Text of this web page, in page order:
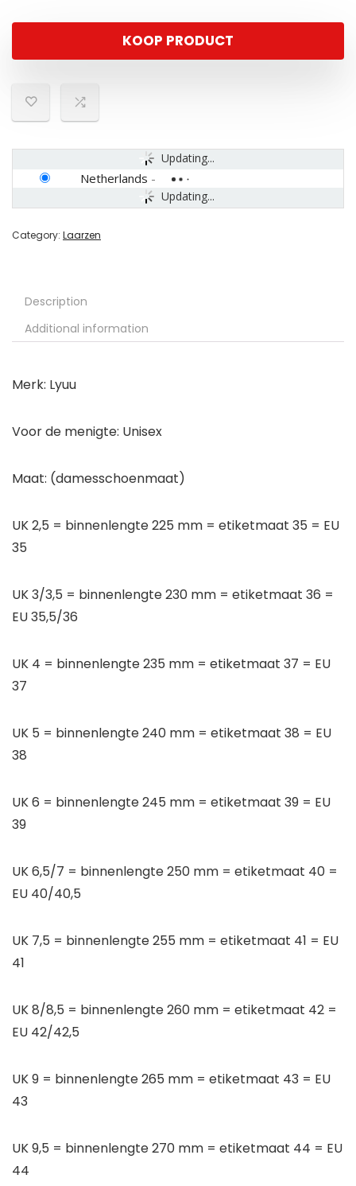
KOOP PRODUCT
Updating...
Updating...
Netherlands -
Category: Laarzen
Description
Additional information
Merk: Lyuu
Voor de menigte: Unisex
Maat: (damesschoenmaat)
UK 2,5 = binnenlengte 225 mm = etiketmaat 35 = EU
35
UK 3/3,5 = binnenlengte 230 mm = etiketmaat 36 =
EU 35,5/36
UK 4 = binnenlengte 235 mm = etiketmaat 37 = EU
37
UK 5 = binnenlengte 240 mm = etiketmaat 38 = EU
38
UK 6 = binnenlengte 245 mm = etiketmaat 39 = EU
39
UK 6,5/7 = binnenlengte 250 mm = etiketmaat 40 =
EU 40/40,5
UK 7,5 = binnenlengte 255 mm = etiketmaat 41 = EU
41
UK 8/8,5 = binnenlengte 260 mm = etiketmaat 42 =
EU 42/42,5
UK 9 = binnenlengte 265 mm = etiketmaat 43 = EU
43
UK 9,5 = binnenlengte 270 mm = etiketmaat 44 = EU
44